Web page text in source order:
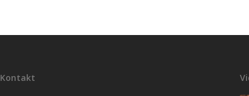
Kontakt